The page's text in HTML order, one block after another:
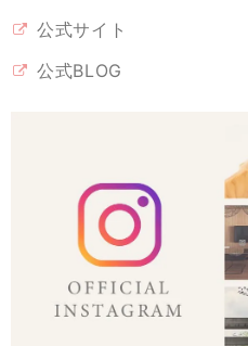
封しましたら、？正に普通。 インテ
もてました！
《 雲のパワース
2026/02/09
我が家の神棚にいます。見守ってい
公式サイト
公式BLOG